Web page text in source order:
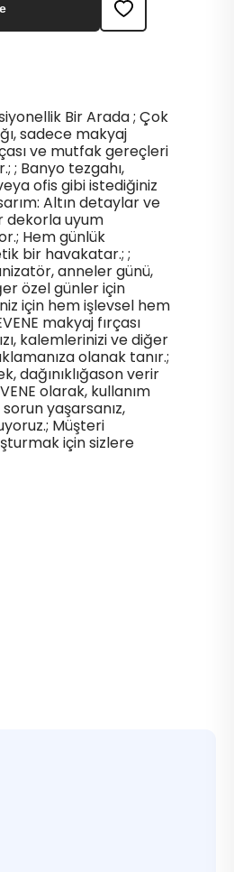
Bir Arada ; Çok
sadece makyaj
ve mutfak gereçleri
; Banyo tezgahı,
ofis gibi istediğiniz
Altın detaylar ve
dekorla uyum
Hem günlük
bir havakatar.; ;
anneler günü,
özel günler için
için hem işlevsel hem
makyaj fırçası
kalemlerinizi ve diğer
olanak tanır.;
dağınıklığason verir
olarak, kullanım
yaşarsanız,
Müşteri
için sizlere